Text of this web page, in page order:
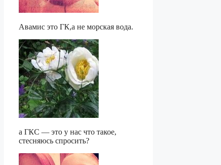
Авамис это ГК,а не морская вода.
а ГКС — это у нас что такое,
стесняюсь спросить?